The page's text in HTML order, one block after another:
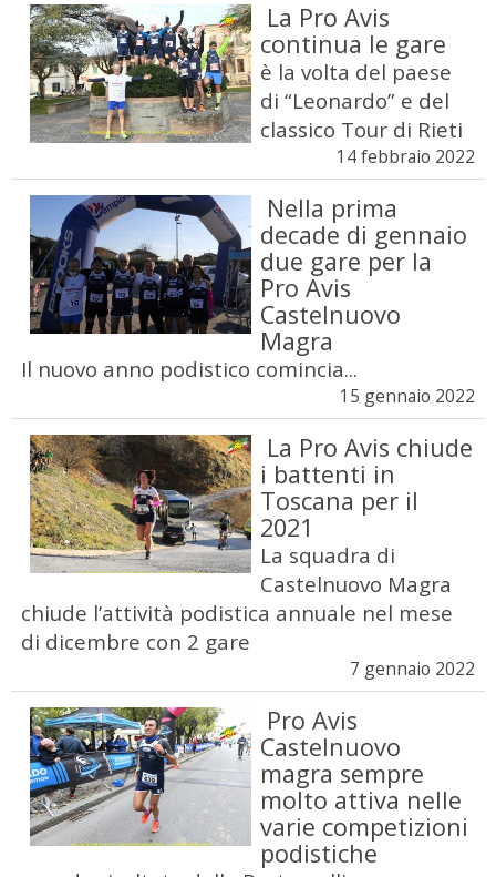
La Pro Avis
continua le gare
è la volta del paese
di “Leonardo” e del
classico Tour di Rieti
14 febbraio 2022
Nella prima
decade di gennaio
due gare per la
Pro Avis
Castelnuovo
Magra
Il nuovo anno podistico comincia...
15 gennaio 2022
La Pro Avis chiude
i battenti in
Toscana per il
2021
La squadra di
Castelnuovo Magra
chiude l’attività podistica annuale nel mese
di dicembre con 2 gare
7 gennaio 2022
Pro Avis
Castelnuovo
magra sempre
molto attiva nelle
varie competizioni
podistiche